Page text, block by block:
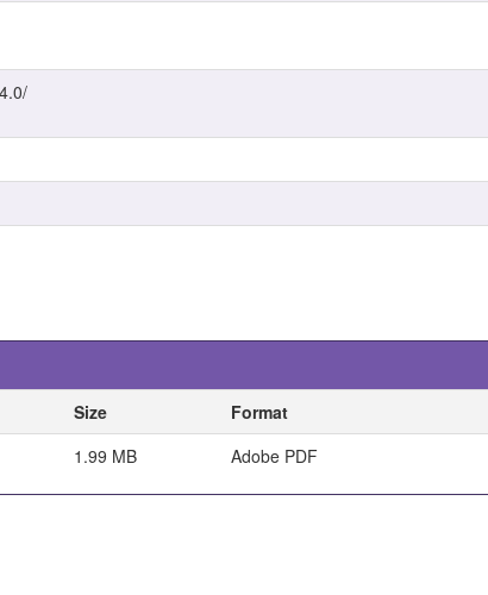
Size
Format
1.99 MB Adobe PDF